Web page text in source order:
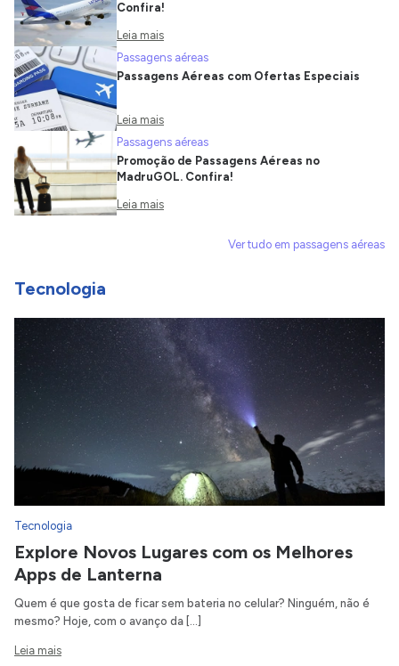
Confira!
Leia mais
Passagens aéreas
Passagens Aéreas com Ofertas Especiais
Leia mais
Passagens aéreas
Promoção de Passagens Aéreas no
MadruGOL. Confira!
Leia mais
Ver tudo em passagens aéreas
Tecnologia
Tecnologia
Explore Novos Lugares com os Melhores
Apps de Lanterna
Quem é que gosta de ficar sem bateria no celular? Ninguém, não é
mesmo? Hoje, com o avanço da […]
Leia mais